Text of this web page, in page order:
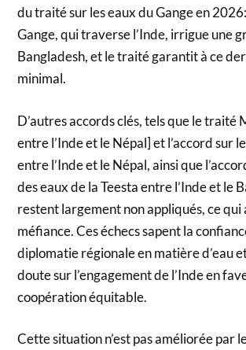
du traité sur les eaux du Gange en
Gange, qui traverse l’Inde, irrigue une
Bangladesh, et le traité garantit à ce
minimal.
D’autres accords clés, tels que le traité
entre l’Inde et le Népal] et l’accord sur
entre l’Inde et le Népal, ainsi que
des eaux de la Teesta entre l’Inde et le
restent largement non appliqués, ce qui
méfiance. Ces échecs sapent la
diplomatie régionale en matière d’eau
doute sur l’engagement de l’Inde en
coopération équitable.
Cette situation n’est pas améliorée par